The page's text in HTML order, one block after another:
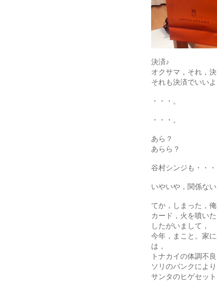
決済♪
オクサマ，それ，
それも決済でいい
・・・。
・・・。
あら？
あらら？
谷村シンジも・・
いやいや，関係な
てか，しまった，
カード，火を噴い
したがいまして，
今年，まこと。家
は，
トナカイの体調不
ソリのパンクによ
サンタのヒゲセッ